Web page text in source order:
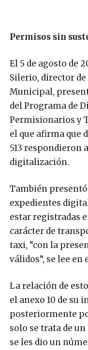
Permisos sin
El 5 de agosto de
Silerio, director
Municipal,
del Programa de
Permisionarios y
el que afirma que
513 respondieron
digitalización.
También
expedientes
estar registradas
carácter de
taxi, “con la
válidos”, se lee
La relación de
el anexo 10 de su
posteriormente
solo se trata de
se les dio un